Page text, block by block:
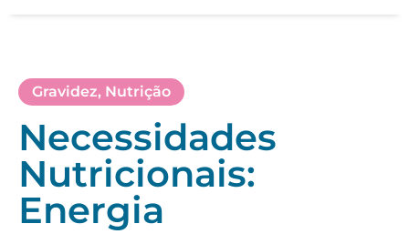
Gravidez, Nutrição
Necessidades
Nutricionais:
Energia